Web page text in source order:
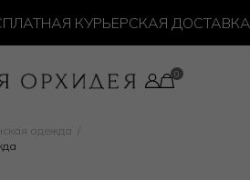
КУРЬЕРСКАЯ ДОСТАВКА
одежда